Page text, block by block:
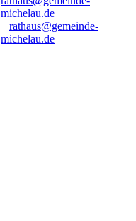
rathaus@gemeinde-
michelau.de